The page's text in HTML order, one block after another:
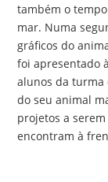
também o
mar. Numa
gráficos do
foi apresentado
alunos da turma
do seu animal
projetos a
encontram à